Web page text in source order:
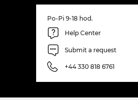
Po-Pi 9-18 hod.
Help Center
Submit a request
+44 330 818 6761